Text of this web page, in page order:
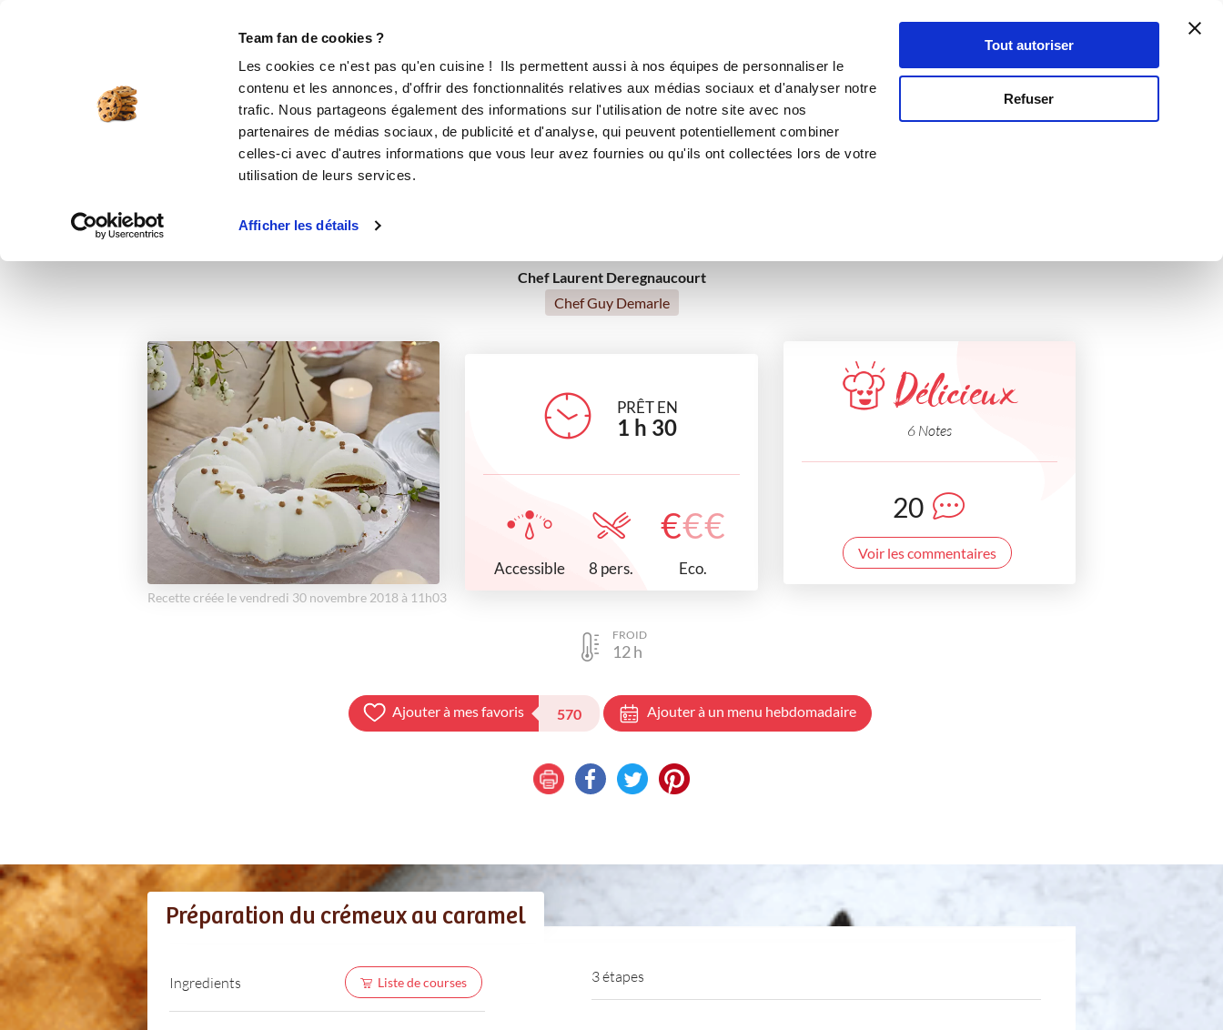
Team fan de cookies ?
Les cookies ce n'est pas qu'en cuisine ! Ils permettent aussi à nos équipes de personnaliser le
contenu et les annonces, d'offrir des fonctionnalités relatives aux médias sociaux et d'analyser notre
trafic. Nous partageons également des informations sur l'utilisation de notre site avec nos
partenaires de médias sociaux, de publicité et d'analyse, qui peuvent potentiellement combiner
celles-ci avec d'autres informations que vous leur avez fournies ou qu'ils ont collectées lors de votre
utilisation de leurs services.
Afficher les détails
Tout autoriser
Refuser
Se connecter
Couronne au caramel et spéculoos
desserts Pour recevoir
Chef Laurent Deregnaucourt
Chef Guy Demarle
Recette créée le vendredi 30 novembre 2018 à 11h03
PRÊT EN
1 h 30
Accessible 8 pers.
€€€
Eco.
Délicieux
6 Notes
20
Voir les commentaires
FROID
12h
Ajouter à mes favoris 570 Ajouter à un menu hebdomadaire
Préparation du crémeux au caramel
Ingredients Liste de courses 3 étapes